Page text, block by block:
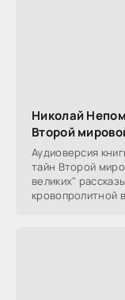
Николай
Второй
Аудиоверсия
тайн Второй
великих"
кровопролитной